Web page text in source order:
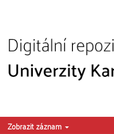
Zobrazit záznam